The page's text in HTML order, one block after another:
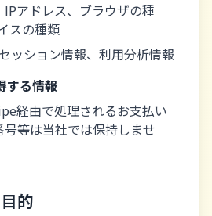
IPアドレス、ブラウザの種
スの種類
セッション情報、利用分析情報
する情報
経由で処理されるお支払い
等は当社では保持しませ
的